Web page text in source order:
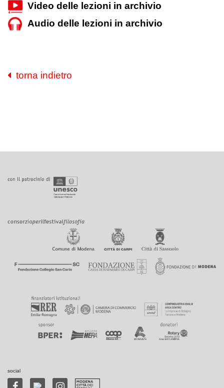
Video delle lezioni in archivio
Audio delle lezioni in archivio
torna indietro
social